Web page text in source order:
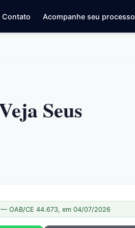
Contato Acompanhe seu processo
Seus
OAB/CE 44.673, em 04/07/2026